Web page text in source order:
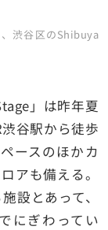
渋谷区のShibuya
」は昨年夏
谷駅から徒歩
ースのほかカ
アも備える。
設とあって、
にぎわってい